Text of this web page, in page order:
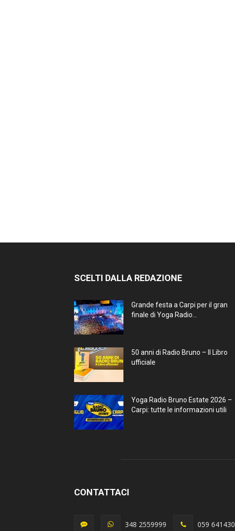
SCELTI DALLA REDAZIONE
Grande festa a Carpi per il gran
finale di Yoga Radio...
50 anni di Radio Bruno – Il Libro
ufficiale
Yoga Radio Bruno Estate 2026 –
Carpi: tutte le informazioni utili
CONTATTACI
348 2559999 059 641430